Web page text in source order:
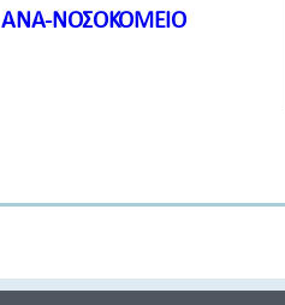
ΑΝΑ-ΝΟΣΟΚΟΜΕΙΟ